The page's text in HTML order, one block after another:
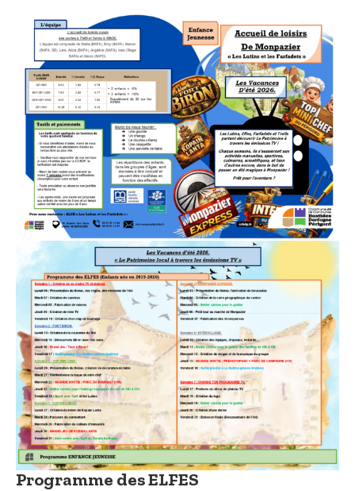
Programme des ELFES